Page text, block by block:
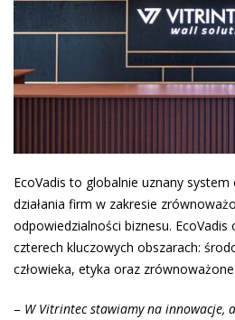
EcoVadis to globalnie uznany
działania firm w zakresie
odpowiedzialności biznesu.
czterech kluczowych obszarach:
człowieka, etyka oraz
– W Vitrintec stawiamy na innowacje,